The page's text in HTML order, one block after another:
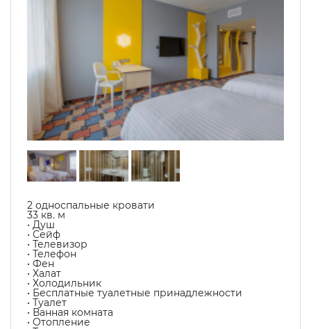
2 односпальные кровати
33 кв. м
• Душ
• Сейф
• Телевизор
• Телефон
• Фен
• Халат
• Холодильник
• Бесплатные туалетные принадлежности
• Туалет
• Ванная комната
• Отопление